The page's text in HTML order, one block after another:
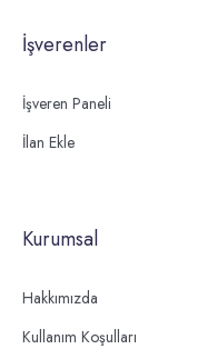
İşverenler
İşveren Paneli
İlan Ekle
Kurumsal
Hakkımızda
Kullanım Koşulları